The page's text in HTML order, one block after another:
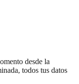
desde la
todos tus datos